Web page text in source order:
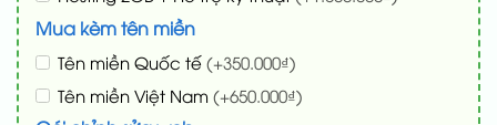
Mua kèm tên miền
Tên miền Quốc tế (+350.000₫)
Tên miền Việt Nam (+650.000₫)